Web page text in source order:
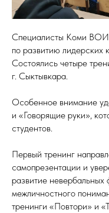
Специалисты Коми ВОИ
по развитию лидерских
Состоялись четыре
г. Сыктывкара.
Особенное внимание
и «Говорящие руки»,
студентов.
Первый тренинг
самопрезентации и
развитие
межличностного
тренинги «Повтори» и